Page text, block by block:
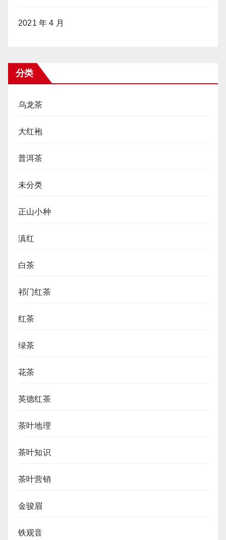
2021 年 4 月
分类
乌龙茶
大红袍
普洱茶
未分类
正山小种
滇红
白茶
祁门红茶
红茶
绿茶
花茶
英德红茶
茶叶地理
茶叶知识
茶叶营销
金骏眉
铁观音